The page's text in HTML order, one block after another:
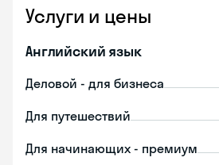
Услуги и цены
Английский язык
Деловой - для бизнеса
Для путешествий
Для начинающих - премиум